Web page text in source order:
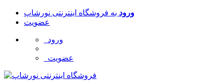
ورود به فروشگاه اینترنتی نورشاپ
عضویت
ورود
عضویت